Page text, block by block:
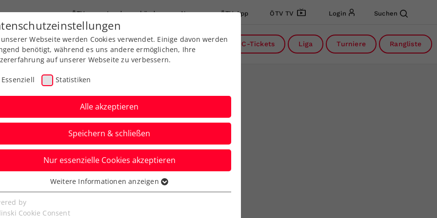
ÖTV Landesverbände News ÖTV App ÖTV TV Login Suchen
Ausbildung Services Über uns FAQ DC-Tickets Liga Turniere Rangliste
Thiem hofft auf
Überraschung“
Webseite werden Cookies verwendet. Einige davon werden
benötigt, während es uns andere ermöglichen, Ihre
auf unserer Webseite zu verbessern.
Essenziell Statistiken
Alle akzeptieren
Speichern & schließen
Nur essenzielle Cookies akzeptieren
Cookies werden für grundlegende Funktionen der
benötigt. Dadurch ist gewährleistet, dass die Webseite
Weitere Informationen anzeigen
by
Cookie Consent